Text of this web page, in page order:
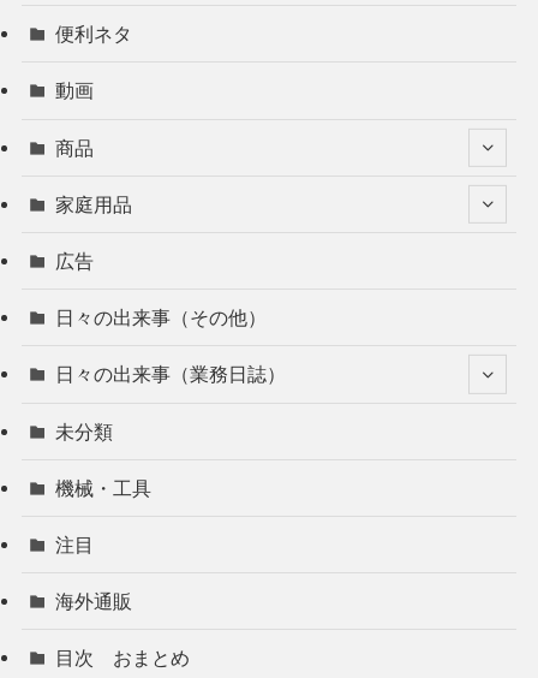
便利ネタ
動画
商品
家庭用品
広告
日々の出来事（その他）
日々の出来事（業務日誌）
未分類
機械・工具
注目
海外通販
目次 おまとめ